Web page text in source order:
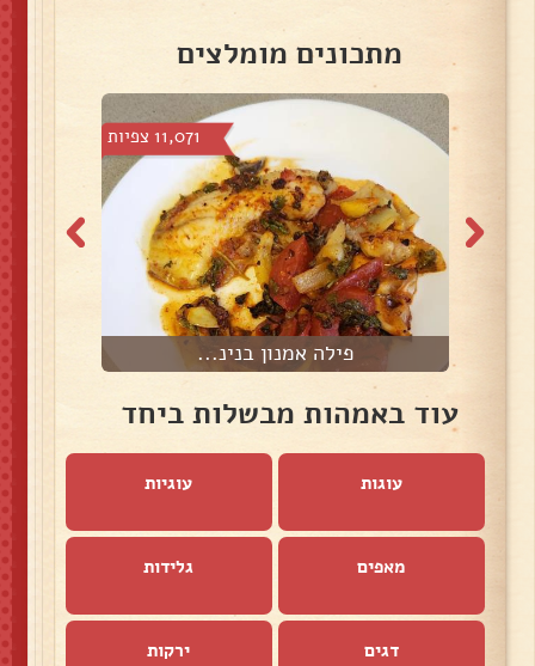
מתכונים מומלצים
11,071 צפיות
פילה אמנון בנינ...
עוד באמהות מבשלות ביחד
עוגות עוגיות
מאפים גלידות
דגים ירקות